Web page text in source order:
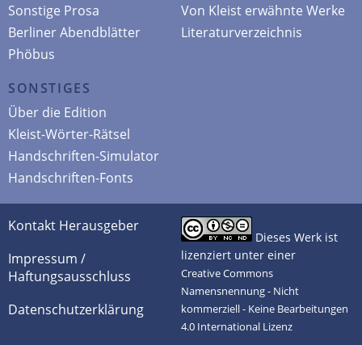
Sonstige Prosa
Berliner Abendblätter
Phöbus
Von Kleist erwähnte Werke
Literaturverzeichnis
SONSTIGES
Über die Edition
Kleist-Wörter-Rätsel
Handschriften-Simulator
Handschriften-Fonts
Kontakt Herausgeber
Impressum /
Haftungsausschluss
Datenschutzerklärung
Dieses Werk ist
lizenziert unter einer
Creative Commons
Namensnennung - Nicht
kommerziell - Keine Bearbeitungen
4.0 International Lizenz